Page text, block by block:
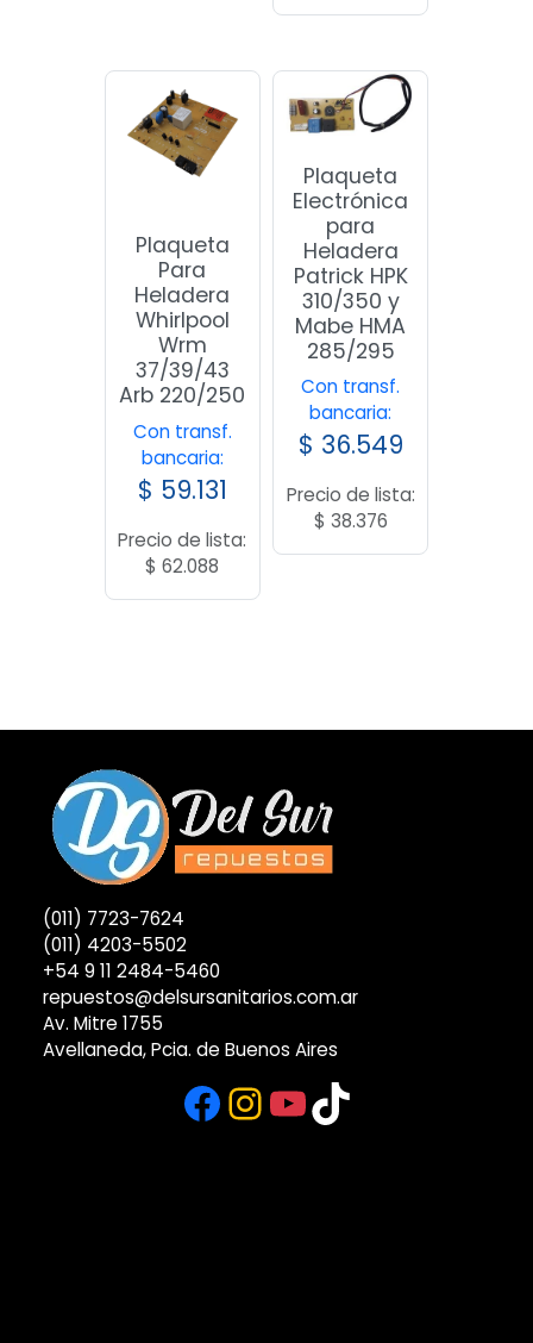
Plaqueta
Para
Heladera
Whirlpool
Wrm
37/39/43
Arb 220/250
Con transf.
bancaria:
$ 59.131
Precio de lista:
$ 62.088
Plaqueta
Electrónica
para
Heladera
Patrick HPK
310/350 y
Mabe HMA
285/295
Con transf.
bancaria:
$ 36.549
Precio de lista:
$ 38.376
(011) 7723-7624
(011) 4203-5502
+54 9 11 2484-5460
repuestos@delsursanitarios.com.ar
Av. Mitre 1755
Avellaneda, Pcia. de Buenos Aires
Facebook
Instagram
YouTube
TikTok